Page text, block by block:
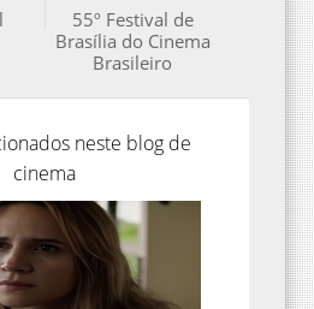
55º Festival de
Brasília do Cinema
Brasileiro
neste blog de
cinema